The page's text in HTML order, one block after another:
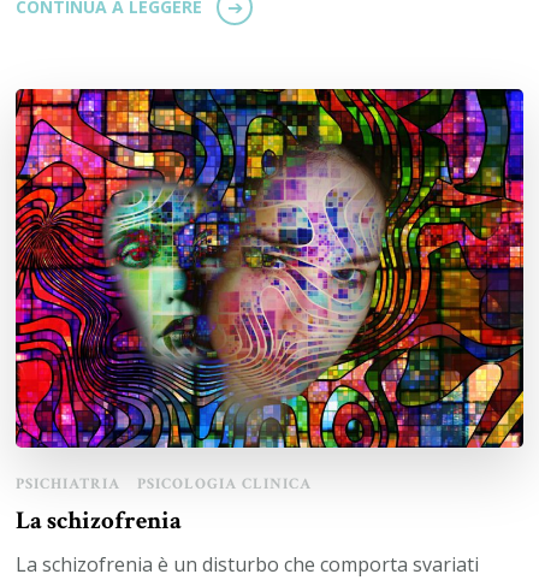
CONTINUA A LEGGERE
PSICHIATRIA PSICOLOGIA CLINICA
La schizofrenia
La schizofrenia è un disturbo che comporta svariati